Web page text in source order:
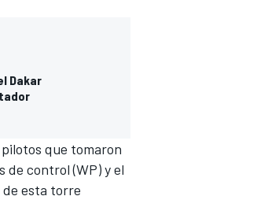
Dakar
que tomaron
de control (WP) y el
esta torre